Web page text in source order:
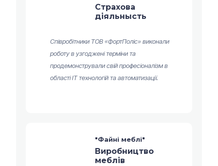
Страхова
діяльнысть
Співробітники ТОВ «ФортПоліс» виконали
роботу в узгоджені терміни та
продемонстрували свій професіоналізм в
області ІТ технологій та автоматизації.
"Файні меблі"
Виробництво
меблів